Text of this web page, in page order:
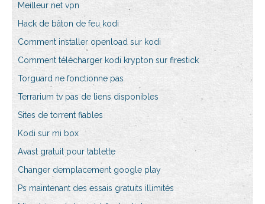
Meilleur net vpn
Hack de bâton de feu kodi
Comment installer openload sur kodi
Comment télécharger kodi krypton sur firestick
Torguard ne fonctionne pas
Terrarium tv pas de liens disponibles
Sites de torrent fiables
Kodi sur mi box
Avast gratuit pour tablette
Changer demplacement google play
Ps maintenant des essais gratuits illimités